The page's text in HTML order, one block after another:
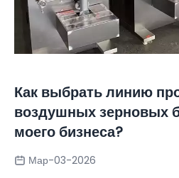
Как выбрать линию
воздушных зерновых
моего бизнеса?
Мар-03-2026